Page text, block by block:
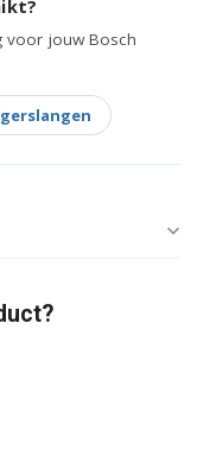
voor jouw Bosch